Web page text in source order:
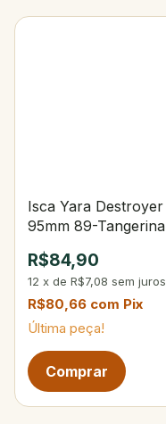
Isca Yara Destroyer
95mm 89-Tangerina
R$84,90
12 x de R$7,08 sem juros
R$80,66 com Pix
Última peça!